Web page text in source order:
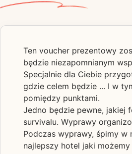
Ten voucher prezentowy
będzie niezapomnianym
Specjalnie dla Ciebie
gdzie celem będzie ... I w
pomiędzy punktami.
Jedno będzie pewne, jakiej
survivalu. Wyprawy
Podczas wyprawy, śpimy w
najlepszy hotel jaki